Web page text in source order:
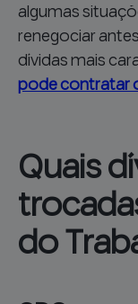
algumas
renegociar
dívidas mais
pode contratar
Quais
do